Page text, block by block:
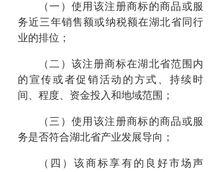
（一）使用该注册商标的商品或服
务近三年销售额或纳税额在湖北省同行
业的排位；
（二）该注册商标在湖北省范围内
的宣传或者促销活动的方式、持续时
间、程度、资金投入和地域范围；
（三）使用该注册商标的商品或服
务是否符合湖北省产业发展导向；
（四）该商标享有的良好市场声